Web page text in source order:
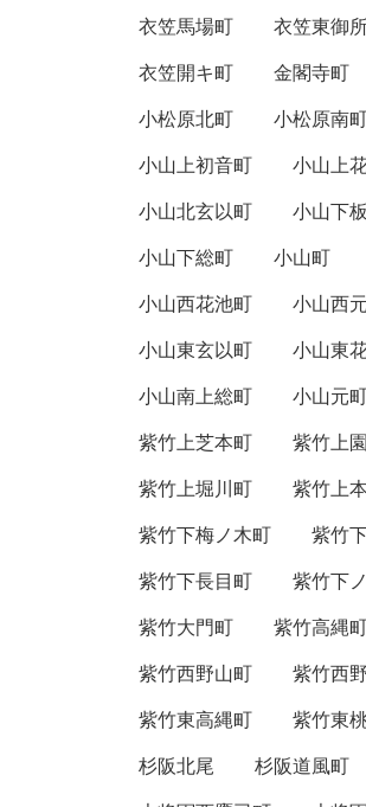
衣笠馬場町
衣笠東御
衣笠開キ町
金閣寺町
小松原北町
小松原南
小山上初音町
小山上
小山北玄以町
小山下
小山下総町
小山町
小山西花池町
小山西
小山東玄以町
小山東
小山南上総町
小山元
紫竹上芝本町
紫竹上
紫竹上堀川町
紫竹上
紫竹下梅ノ木町
紫竹
紫竹下長目町
紫竹下
紫竹大門町
紫竹高縄
紫竹西野山町
紫竹西
紫竹東高縄町
紫竹東
杉阪北尾
杉阪道風町